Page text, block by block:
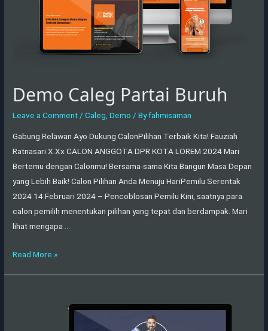
Demo Caleg Partai Buruh
Leave a Comment /Caleg ,Demo / Byfahmisaman
Gabung Relawan Ayo Dukung CalonPilihan Terbaik Kita! Fauziah
Ratnasari X.Xx CALON ANGGOTA DPR KOTA LOREM 2024 Mari
Bertemu dengan Calonmu! Bersama-sama Kita Bangun Masa Depan
yang Lebih Baik! Calon Pilihan Anda Menuju HariPemilu Serentak
2024 14 Februari 2024 – Pencoblosan Pemilu Kini, saatnya para
calon pemilih menentukan pilihan yang tepat dan berdampak. Mari
lihat mengapa …
Read More »